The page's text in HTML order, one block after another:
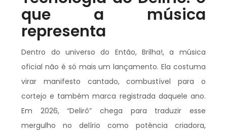
que a música
representa
Dentro do universo do Então, Brilha!, a música
oficial não é só mais um lançamento. Ela costuma
virar manifesto cantado, combustível para o
cortejo e também marca registrada daquele ano.
Em 2026, “Delirô” chega para traduzir esse
mergulho no delírio como potência criadora,